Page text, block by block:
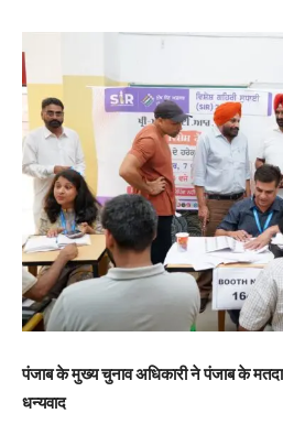
पंजाब के मुख्य चुनाव अधिकारी ने पंजाब के
धन्यवाद